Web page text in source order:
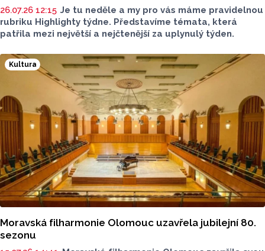
26.07.26 12:15 Je tu neděle a my pro vás máme pravidelnou
rubriku Highlighty týdne. Představíme témata, která
patřila mezi největší a nejčtenější za uplynulý týden.
Kultura
Moravská filharmonie Olomouc uzavřela jubilejní 80.
sezonu